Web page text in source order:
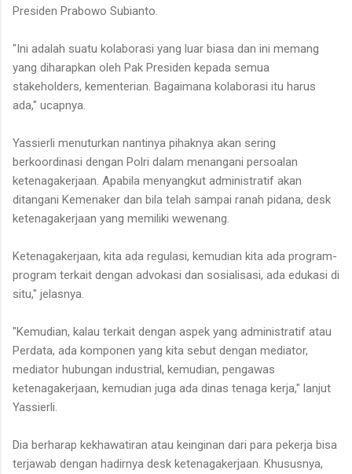
Presiden Prabowo Subianto.
"Ini adalah suatu kolaborasi yang luar biasa dan ini memang
yang diharapkan oleh Pak Presiden kepada semua
stakeholders, kementerian. Bagaimana kolaborasi itu harus
ada," ucapnya.
Yassierli menuturkan nantinya pihaknya akan sering
berkoordinasi dengan Polri dalam menangani persoalan
ketenagakerjaan. Apabila menyangkut administratif akan
ditangani Kemenaker dan bila telah sampai ranah pidana, desk
ketenagakerjaan yang memiliki wewenang.
Ketenagakerjaan, kita ada regulasi, kemudian kita ada program-
program terkait dengan advokasi dan sosialisasi, ada edukasi di
situ," jelasnya.
"Kemudian, kalau terkait dengan aspek yang administratif atau
Perdata, ada komponen yang kita sebut dengan mediator,
mediator hubungan industrial, kemudian, pengawas
ketenagakerjaan, kemudian juga ada dinas tenaga kerja," lanjut
Yassierli.
Dia berharap kekhawatiran atau keinginan dari para pekerja bisa
terjawab dengan hadirnya desk ketenagakerjaan. Khususnya,